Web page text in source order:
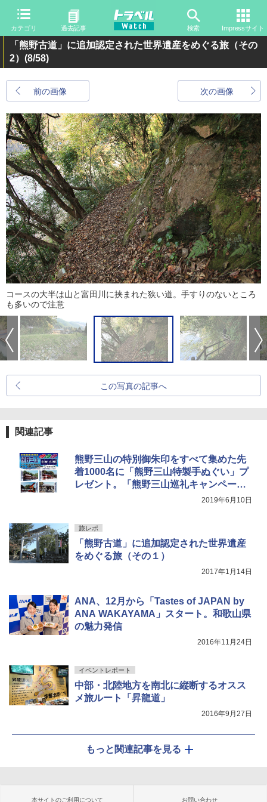
カテゴリ 過去記事 検索 Impressサイト
「熊野古道」に追加認定された世界遺産をめぐる旅（その
2） (8/58)
前の画像 次の画像
コースの大半は山と富田川に挟まれた狭い道。手すりのないところ
も多いので注意
この写真の記事へ
関連記事
熊野三山の特別御朱印をすべて集めた先
着1000名に「熊野三山特製手ぬぐい」プ
レゼント。「熊野三山巡礼キャンペー
2019年6月10日
旅レポ
「熊野古道」に追加認定された世界遺産
をめぐる旅（その１）
2017年1月14日
ANA、12月から「Tastes of JAPAN by
ANA WAKAYAMA」スタート。和歌山県
の魅力発信
2016年11月24日
イベントレポート
中部・北陸地方を南北に縦断するオスス
メ旅ルート「昇龍道」
2016年9月27日
もっと関連記事を見る
本サイトのご利用について お問い合わせ